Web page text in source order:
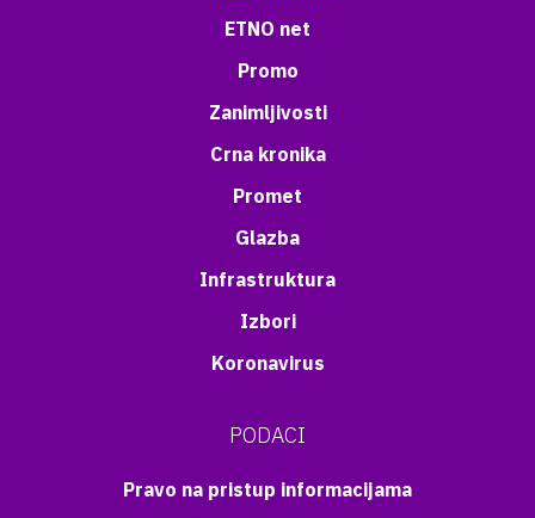
ETNO net
Promo
Zanimljivosti
Crna kronika
Promet
Glazba
Infrastruktura
Izbori
Koronavirus
PODACI
Pravo na pristup informacijama